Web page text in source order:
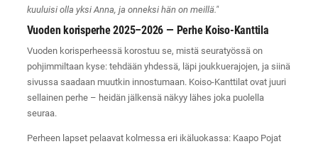
kuuluisi olla yksi Anna, ja onneksi hän on meillä."
Vuoden korisperhe 2025–2026 — Perhe Koiso-Kanttila
Vuoden korisperheessä korostuu se, mistä seuratyössä on
pohjimmiltaan kyse: tehdään yhdessä, läpi joukkuerajojen, ja siinä
sivussa saadaan muutkin innostumaan. Koiso-Kanttilat ovat juuri
sellainen perhe – heidän jälkensä näkyy lähes joka puolella
seuraa.
Perheen lapset pelaavat kolmessa eri ikäluokassa: Kaapo Pojat